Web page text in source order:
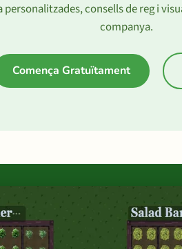
personalitzades, consells de reg i
companya.
Comença Gratuïtament